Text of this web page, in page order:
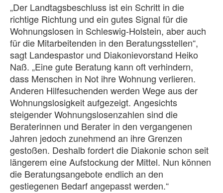
„Der Landtagsbeschluss ist ein Schritt in die
richtige Richtung und ein gutes Signal für die
Wohnungslosen in Schleswig-Holstein, aber auch
für die Mitarbeitenden in den Beratungsstellen“,
sagt Landespastor und Diakonievorstand Heiko
Naß. „Eine gute Beratung kann oft verhindern,
dass Menschen in Not ihre Wohnung verlieren.
Anderen Hilfesuchenden werden Wege aus der
Wohnungslosigkeit aufgezeigt. Angesichts
steigender Wohnungslosenzahlen sind die
Beraterinnen und Berater in den vergangenen
Jahren jedoch zunehmend an ihre Grenzen
gestoßen. Deshalb fordert die Diakonie schon seit
längerem eine Aufstockung der Mittel. Nun können
die Beratungsangebote endlich an den
gestiegenen Bedarf angepasst werden.“